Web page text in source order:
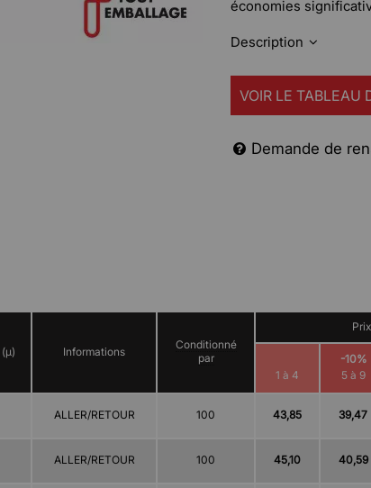
économies
Description
VOIR LE TABLEAU
Demande de
Informations
Conditionné
par
1 à 4
-10%
5 à 9
ALLER/RETOUR 100 43,85 39,47
ALLER/RETOUR 100 45,10 40,59